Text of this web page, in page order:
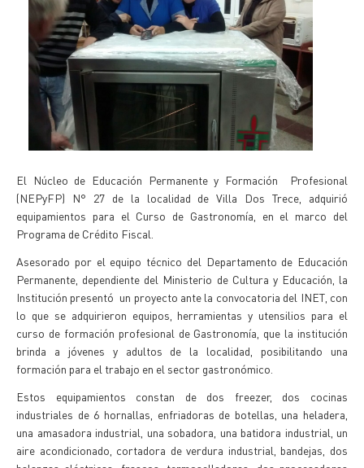
El Núcleo de Educación Permanente y Formación Profesional
(NEPyFP) N° 27 de la localidad de Villa Dos Trece, adquirió
equipamientos para el Curso de Gastronomía, en el marco del
Programa de Crédito Fiscal.
Asesorado por el equipo técnico del Departamento de Educación
Permanente, dependiente del Ministerio de Cultura y Educación, la
Institución presentó un proyecto ante la convocatoria del INET, con
lo que se adquirieron equipos, herramientas y utensilios para el
curso de formación profesional de Gastronomía, que la institución
brinda a jóvenes y adultos de la localidad, posibilitando una
formación para el trabajo en el sector gastronómico.
Estos equipamientos constan de dos freezer, dos cocinas
industriales de 6 hornallas, enfriadoras de botellas, una heladera,
una amasadora industrial, una sobadora, una batidora industrial, un
aire acondicionado, cortadora de verdura industrial, bandejas, dos